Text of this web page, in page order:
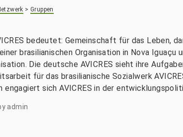
>Gruppen
bedeutet: Gemeinschaft für das Leben,
brasilianischen Organisation in Nova Iguaçu
Die deutsche AVICRES sieht ihre
für das brasilianische Sozialwerk
engagiert sich AVICRES in der
admin